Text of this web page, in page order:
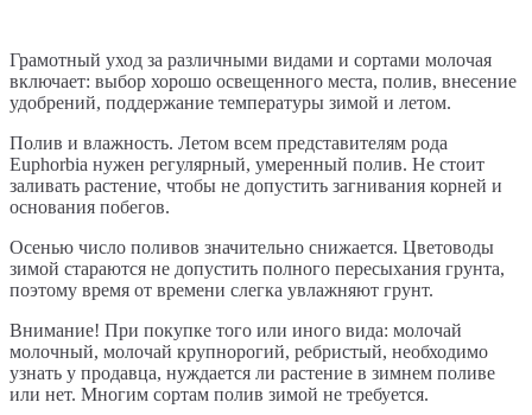
Грамотный уход за различными видами и сортами молочая
включает: выбор хорошо освещенного места, полив, внесение
удобрений, поддержание температуры зимой и летом.
Полив и влажность. Летом всем представителям рода
Euphorbia нужен регулярный, умеренный полив. Не стоит
заливать растение, чтобы не допустить загнивания корней и
основания побегов.
Осенью число поливов значительно снижается. Цветоводы
зимой стараются не допустить полного пересыхания грунта,
поэтому время от времени слегка увлажняют грунт.
Внимание! При покупке того или иного вида: молочай
молочный, молочай крупнорогий, ребристый, необходимо
узнать у продавца, нуждается ли растение в зимнем поливе
или нет. Многим сортам полив зимой не требуется.